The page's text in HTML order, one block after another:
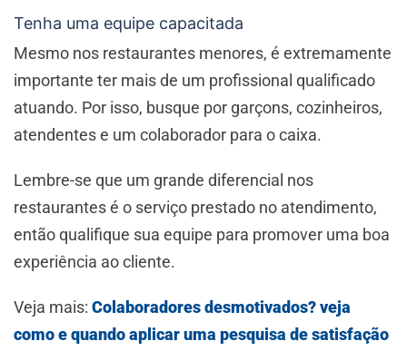
Tenha uma equipe capacitada
Mesmo nos restaurantes menores, é extremamente
importante ter mais de um profissional qualificado
atuando. Por isso, busque por garçons, cozinheiros,
atendentes e um colaborador para o caixa.
Lembre-se que um grande diferencial nos
restaurantes é o serviço prestado no atendimento,
então qualifique sua equipe para promover uma boa
experiência ao cliente.
Veja mais: Colaboradores desmotivados? veja
como e quando aplicar uma pesquisa de satisfação